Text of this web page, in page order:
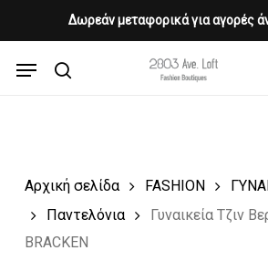
Δωρεάν μεταφορικά για αγορές
content
Menu
Cart
Αρχική σελίδα FASHION
Παντελόνια
Γυναικεία Τζιν
BRACKEN